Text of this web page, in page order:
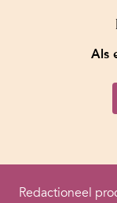
Als
Redactioneel